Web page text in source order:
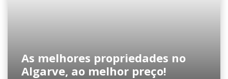
As melhores propriedades no
Algarve, ao melhor preço!